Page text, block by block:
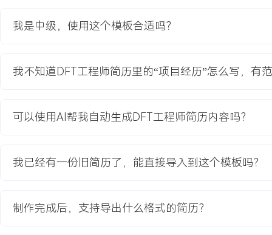
储器测试模式，解决MBIST与功能逻辑的接口时序问题。
4.生产支持：跟踪工程批晶圆测试与成品测试，分析初期测试良率数
项目业绩：
2.通过向量压缩与测试流程优化，将量产测试时间从预估的XXX毫秒
产，累计出货超XXX万颗。
教育背景
我是中级，使用这个模板合适吗？
我不知道DFT工程师简历里的“项目经历”怎么写，有
可以使用AI帮我自动生成DFT工程师简历内容吗？
我已经有一份旧简历了，能直接导入到这个模板吗？
制作完成后，支持导出什么格式的简历？